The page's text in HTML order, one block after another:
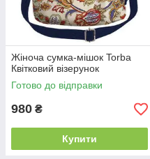
Жіноча сумка-мішок Torba
Квітковий візерунок
Готово до відправки
980 ₴
Купити